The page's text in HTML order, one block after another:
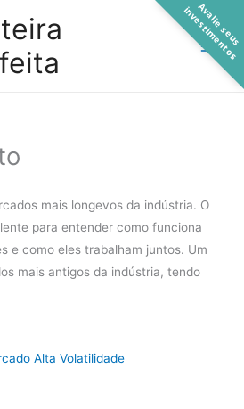
mais longevos da indústria. O
para entender como funciona
e como eles trabalham juntos. Um
mais antigos da indústria, tendo
Alta Volatilidade
A
v
a
l
i
e
s
e
u
s
i
n
v
e
s
t
i
m
e
n
t
o
s